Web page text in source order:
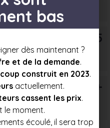
€
299 500 €
T5
T6+
bas
dès maintenant ?
et de la demande.
construit en 2023.
actuellement.
cassent les prix.
le moment.
écoulé, il sera trop